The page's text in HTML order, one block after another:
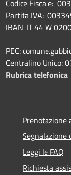
Codice Fiscale:
Partita IVA:
IBAN: IT 44 W
PEC:
Centralino Unico:
Rubrica telefonica
Prenotazione
Segnalazione
Leggi le FAQ
Richiesta